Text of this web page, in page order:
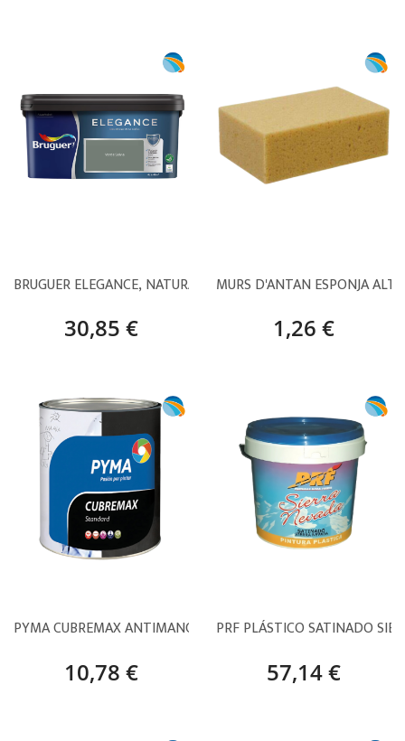
BRUGUER ELEGANCE, NATURALEZA SERENA, VERDE SALVIA – 4
30,85 €
MURS D'ANTAN ESPONJA
1,26 €
PYMA CUBREMAX ANTIMANCHAS SINTÉTICO – 4 L
10,78 €
PRF PLÁSTICO SATINADO
57,14 €